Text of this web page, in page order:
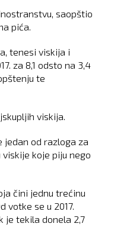
saopštio
pića.
tenesi viskija i
za 8,1 odsto na 3,4
te
viskija.
jedan od razloga za
koje piju nego
čini jednu trećinu
votke se u 2017.
je tekila donela 2,7